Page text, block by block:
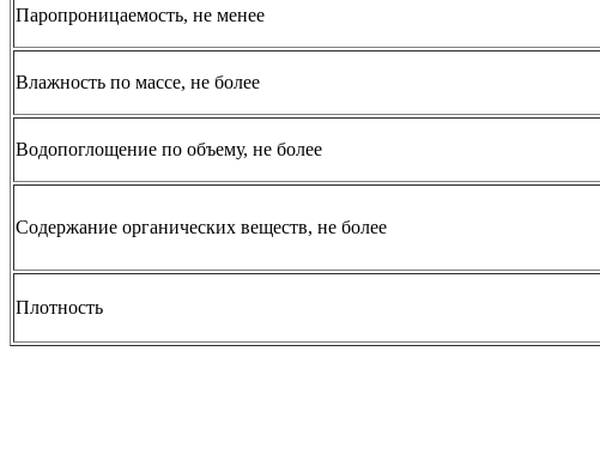
Паропроницаемость, не менее
Влажность по массе, не более
Водопоглощение по объему, не более
Содержание органических веществ, не более
Плотность